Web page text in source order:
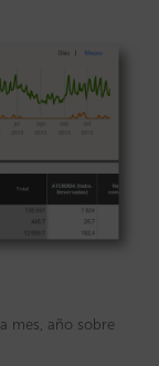
mes, año sobre